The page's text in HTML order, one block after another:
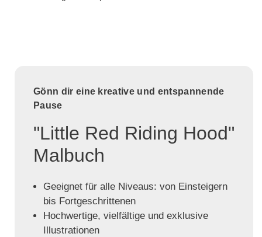
Gönn dir eine kreative und entspannende
Pause
"Little Red Riding Hood"
Malbuch
Geeignet für alle Niveaus: von Einsteigern
bis Fortgeschrittenen
Hochwertige, vielfältige und exklusive
Illustrationen